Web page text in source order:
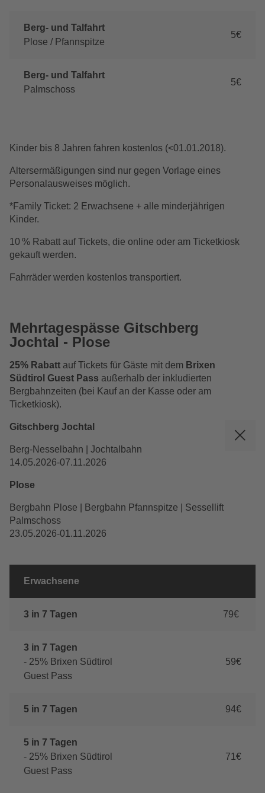
Berg- und Talfahrt
Plose / Pfannspitze
5€
Berg- und Talfahrt
Palmschoss
5€
Kinder bis 8 Jahren fahren kostenlos (<01.01.2018).
Altersermäßigungen sind nur gegen Vorlage eines
Personalausweises möglich.
*Family Ticket: 2 Erwachsene + alle minderjährigen
Kinder.
10 % Rabatt auf Tickets, die online oder am Ticketkiosk
gekauft werden.
Fahrräder werden kostenlos transportiert.
Mehrtagespässe Gitschberg
Jochtal - Plose
25% Rabatt auf Tickets für Gäste mit dem Brixen
Südtirol Guest Pass außerhalb der inkludierten
Bergbahnzeiten (bei Kauf an der Kasse oder am
Ticketkiosk).
Gitschberg Jochtal
Berg-Nesselbahn | Jochtalbahn
14.05.2026-07.11.2026
Plose
Bergbahn Plose | Bergbahn Pfannspitze | Sessellift
Palmschoss
23.05.2026-01.11.2026
Erwachsene
3 in 7 Tagen 79€
3 in 7 Tagen
- 25% Brixen Südtirol
Guest Pass
59€
5 in 7 Tagen 94€
5 in 7 Tagen
- 25% Brixen Südtirol
Guest Pass
71€